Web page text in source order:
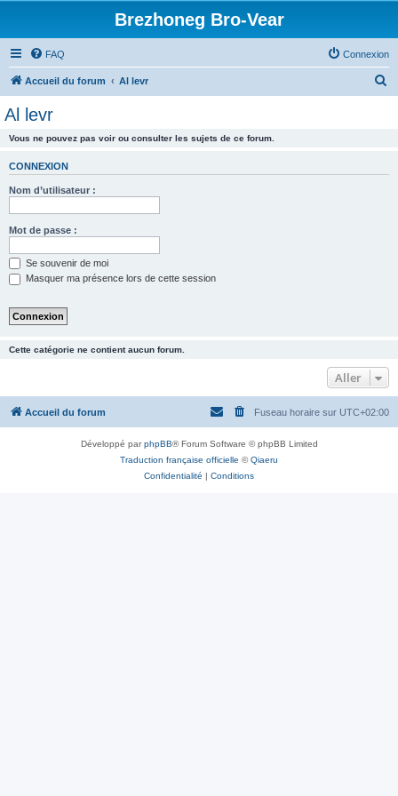
Brezhoneg Bro-Vear
FAQ Connexion
Accueil du forum Al levr
Al levr
Vous ne pouvez pas voir ou consulter les sujets de ce forum.
CONNEXION
Nom d’utilisateur :
Mot de passe :
Se souvenir de moi
Masquer ma présence lors de cette session
Cette catégorie ne contient aucun forum.
Aller
Accueil du forum Fuseau horaire sur UTC+02:00
Développé parphpBB® Forum Software © phpBB Limited
Traduction française officielle ©Qiaeru
Confidentialité | Conditions